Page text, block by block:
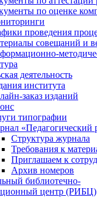
по оценке
проведения
совещаний и
деятельность
института
заказ изданий
типографии
«Педагогический
Структура журнала
Требования к
Приглашаем к
Архив номеров
библиотечно-
центр (РИБЦ)